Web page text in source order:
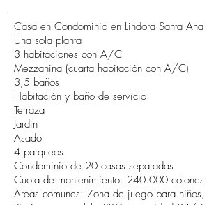
Casa en Condominio en Lindora Santa Ana
Una sola planta
3 habitaciones con A/C
Mezzanina (cuarta habitación con A/C)
3,5 baños
Habitación y baño de servicio
Terraza
Jardín
Asador
4 parqueos
Condominio de 20 casas separadas
Cuota de mantenimiento: 240.000 colones
Áreas comunes: Zona de juego para niños,